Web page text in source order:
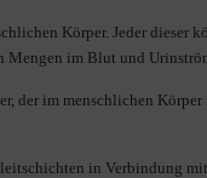
Körper. Jeder
im Blut und
der im menschlichen
in Verbindung